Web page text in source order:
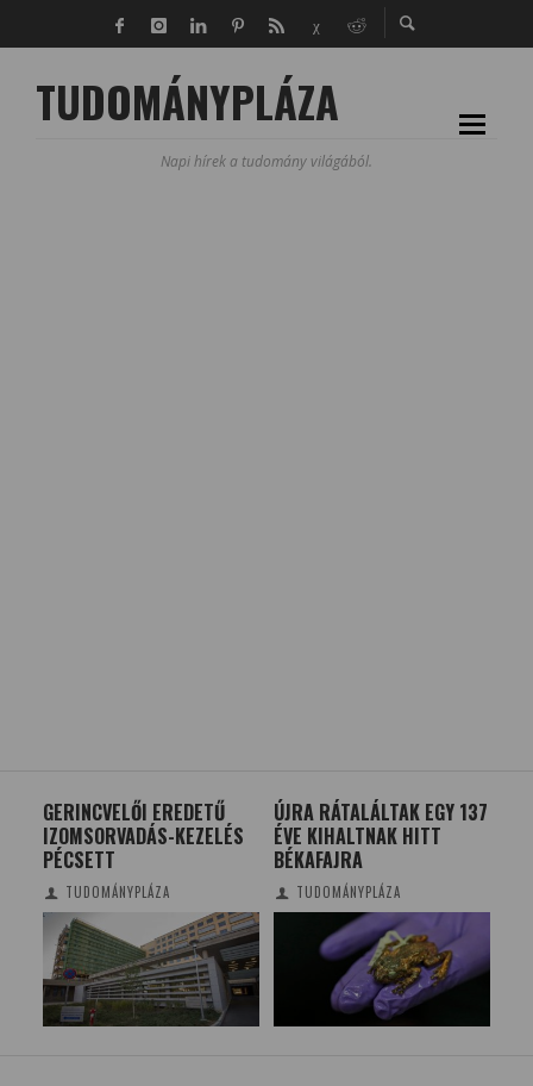
TUDOMÁNYPLÁZA
Napi hírek a tudomány világából.
GERINCVELŐI EREDETŰ
IZOMSORVADÁS-KEZELÉS
PÉCSETT
TUDOMÁNYPLÁZA
ÚJRA RÁTALÁLTAK EGY 137
ÉVE KIHALTNAK HITT
BÉKAFAJRA
TUDOMÁNYPLÁZA